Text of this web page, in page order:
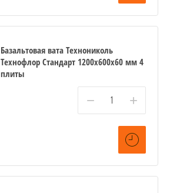
Базальтовая вата Технониколь
Технофлор Стандарт 1200х600х60 мм 4
плиты
− +